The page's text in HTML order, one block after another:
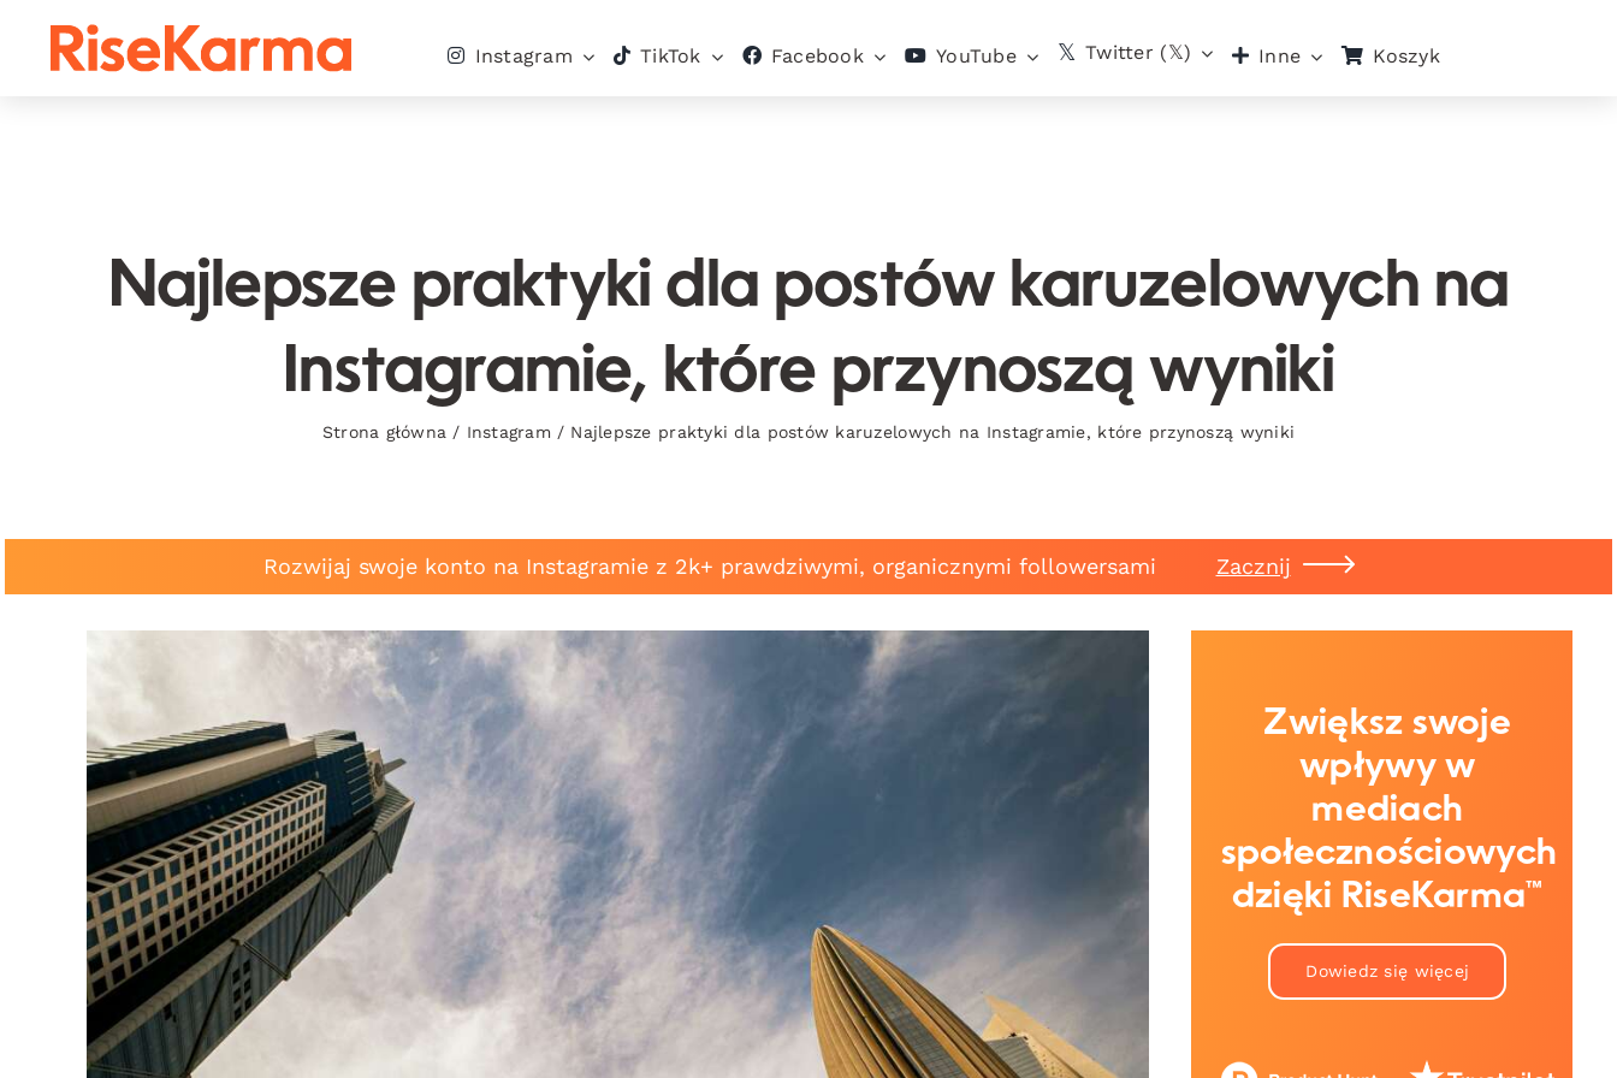
Instagram TikTok Facebook YouTube Twitter (𝕏) Inne Koszyk
Najlepsze praktyki dla postów karuzelowych na
Instagramie, które przynoszą wyniki
Strona główna / Instagram / Najlepsze praktyki dla postów karuzelowych na Instagramie, które przynoszą wyniki
Rozwijaj swoje konto na Instagramie z 2k+ prawdziwymi, organicznymi followersami Zacznij
Zwiększ swoje
wpływy w
mediach
społecznościowych
dzięki RiseKarma™
Dowiedz się więcej